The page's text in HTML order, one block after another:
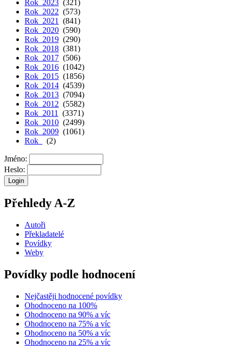
Rok 2023 (321)
Rok 2022 (573)
Rok 2021
(841)
Rok 2020 (590)
Rok 2019 (290)
Rok 2018 (381)
Rok 2017 (506)
Rok 2016 (1042)
Rok 2015 (1856)
Rok 2014 (4539)
Rok 2013 (7094)
Rok 2012 (5582)
Rok 2011
(3371)
Rok 2010 (2499)
Rok 2009 (1061)
Rok
(2)
Jméno:
Heslo:
Přehledy A-Z
Autoři
Překladatelé
Povídky
Weby
Povídky podle hodnocení
Nejčastěji hodnocené povídky
Ohodnoceno na 100%
Ohodnoceno na 90% a víc
Ohodnoceno na 75% a víc
Ohodnoceno na 50% a víc
Ohodnoceno na 25% a víc